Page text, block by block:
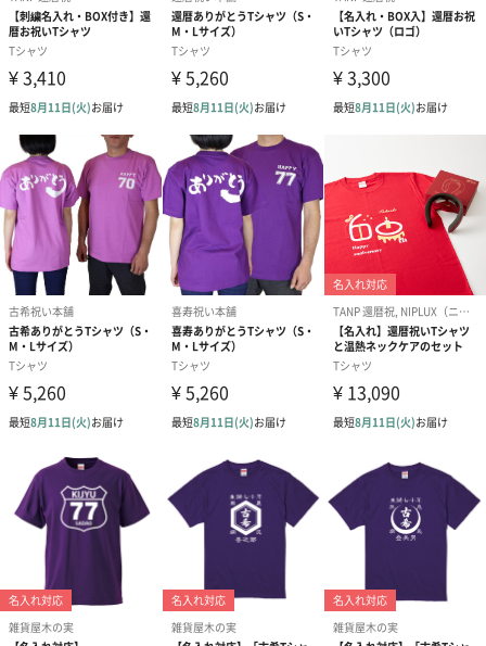
おめでとうございます
（0円）
お誕生日おめでとうご
ざいます（0円）